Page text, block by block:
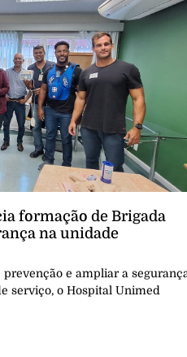
formação de Brigada
na unidade
e ampliar a
serviço, o Hospital Unimed